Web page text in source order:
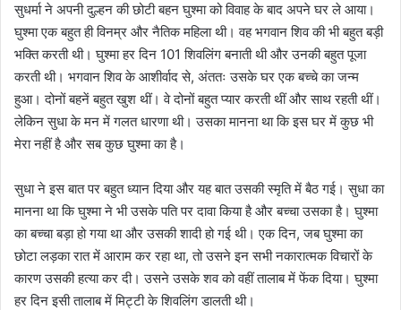
सुधर्मा ने अपनी दुल्हन की छोटी बहन घुश्मा को विवाह के बाद अपने घर ले आया।
घुश्मा एक बहुत ही विनम्र और नैतिक महिला थी। वह भगवान शिव की भी बहुत बड़ी
भक्ति करती थी। घुश्मा हर दिन 101 शिवलिंग बनाती थी और उनकी बहुत पूजा
करती थी। भगवान शिव के आशीर्वाद से, अंततः उसके घर एक बच्चे का जन्म
हुआ। दोनों बहनें बहुत खुश थीं। वे दोनों बहुत प्यार करती थीं और साथ रहती थीं।
लेकिन सुधा के मन में गलत धारणा थी। उसका मानना ​​था कि इस घर में कुछ भी
मेरा नहीं है और सब कुछ घुश्मा का है।
सुधा ने इस बात पर बहुत ध्यान दिया और यह बात उसकी स्मृति में बैठ गई। सुधा का
मानना ​​था कि घुश्मा ने भी उसके पति पर दावा किया है और बच्चा उसका है। घुश्मा
का बच्चा बड़ा हो गया था और उसकी शादी हो गई थी। एक दिन, जब घुश्मा का
छोटा लड़का रात में आराम कर रहा था, तो उसने इन सभी नकारात्मक विचारों के
कारण उसकी हत्या कर दी। उसने उसके शव को वहीं तालाब में फेंक दिया। घुश्मा
हर दिन इसी तालाब में मिट्टी के शिवलिंग डालती थी।